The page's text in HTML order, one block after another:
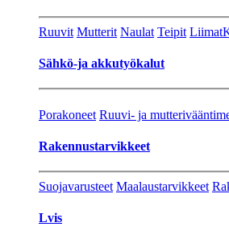
Ruuvit Mutterit Naulat Teipit Liimat
Sähkö-ja akkutyökalut
Porakoneet Ruuvi- ja
Rakennustarvikkeet
Suojavarusteet Maalaustarvikkeet
Lvis